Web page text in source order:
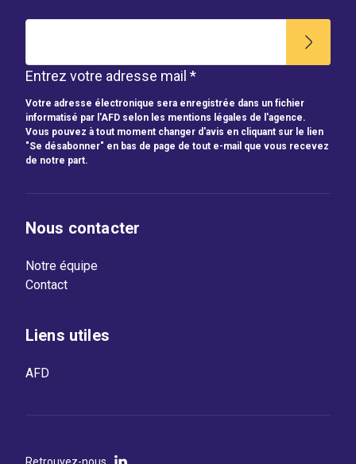
Entrez votre adresse mail *
Votre adresse électronique sera enregistrée dans un fichier
informatisé par l'AFD selon les mentions légales de l'agence.
Vous pouvez à tout moment changer d'avis en cliquant sur le lien
"Se désabonner" en bas de page de tout e-mail que vous recevez
de notre part.
Nous contacter
Notre équipe
Contact
Liens utiles
AFD